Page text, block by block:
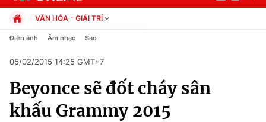
Chuyên mục
Chính trị
VĂN HÓA - GIẢI TRÍ
Chính trị
Pháp luật
Kinh tế
Thể thao
Truyền hình
Điện ảnh Âm nhạc Sao
05/02/2015 14:25 GMT+7
Beyonce sẽ đốt cháy sân
khấu Grammy 2015